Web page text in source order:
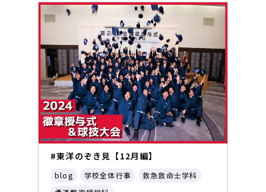
#東洋のぞき見【12月編】
blog 学校全体行事
救急救命士学科